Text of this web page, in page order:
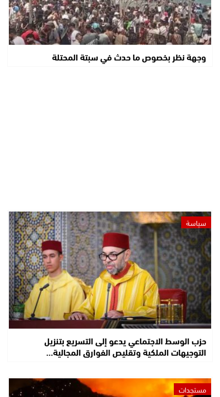
وجهة نظر بخصوص ما حدث في سبتة المحتلة
سياسة
حزب الوسط الاجتماعي يدعو إلى التسريع بتنزيل
التوجيهات الملكية وتقليص الفوارق المجالية…
مستجدات